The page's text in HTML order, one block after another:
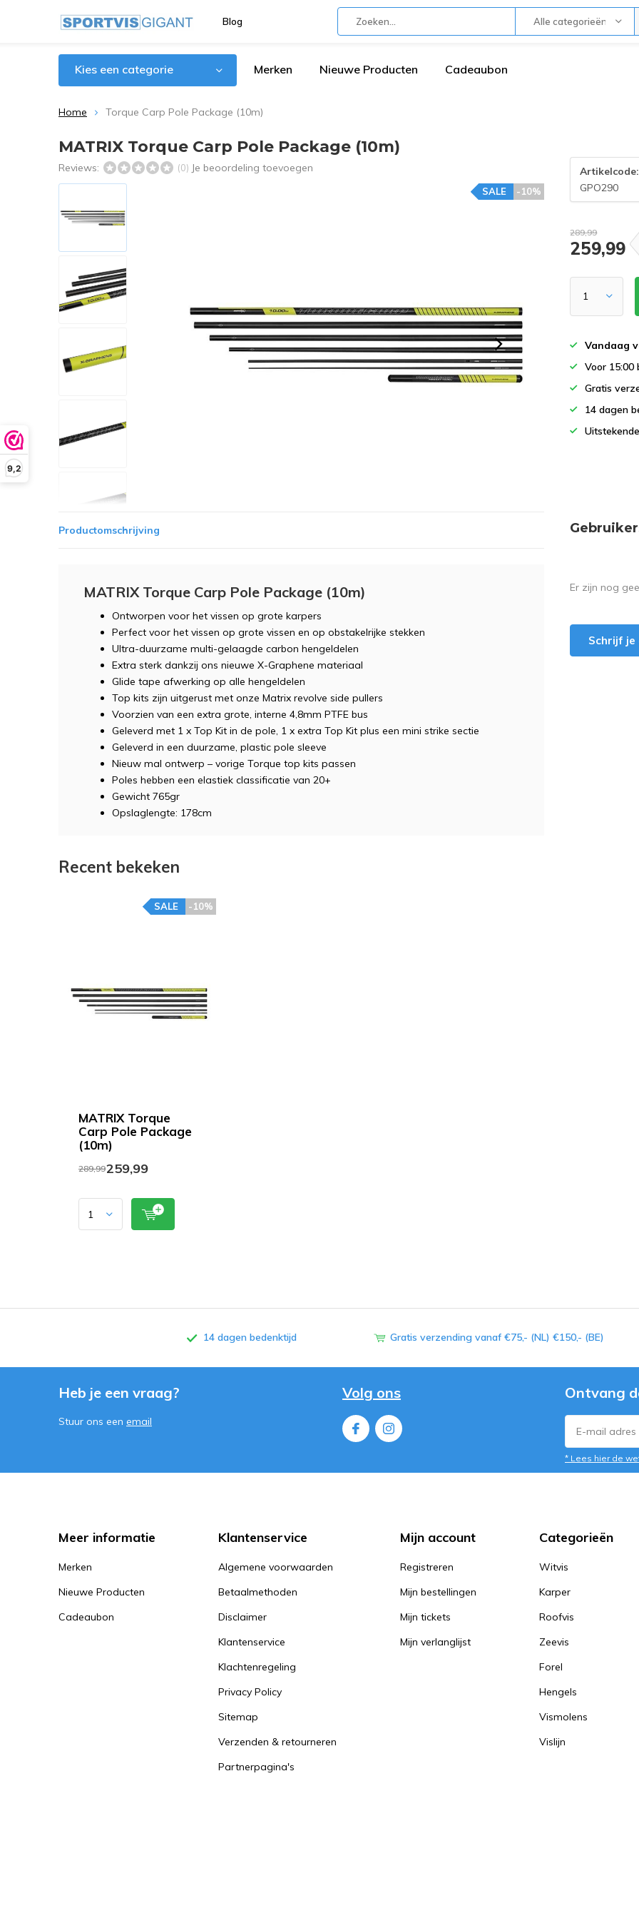
9,2
Blog Alle categorieën
Kies een categorie Merken Nieuwe Producten Cadeaubon
Home Torque Carp Pole Package (10m)
MATRIX Torque Carp Pole Package (10m)
Reviews: (0) Je beoordeling toevoegen
-10%
SALE
Artikelcode:
GPO290
289,99
259,99
Vandaag
Voor 15:00
Gratis
14 dagen
Productomschrijving
MATRIX Torque Carp Pole Package (10m)
Ontworpen voor het vissen op grote karpers
Perfect voor het vissen op grote vissen en op obstakelrijke stekken
Ultra-duurzame multi-gelaagde carbon hengeldelen
Extra sterk dankzij ons nieuwe X-Graphene materiaal
Glide tape afwerking op alle hengeldelen
Top kits zijn uitgerust met onze Matrix revolve side pullers
Voorzien van een extra grote, interne 4,8mm PTFE bus
Geleverd met 1 x Top Kit in de pole, 1 x extra Top Kit plus een mini strike sectie
Geleverd in een duurzame, plastic pole sleeve
Nieuw mal ontwerp – vorige Torque top kits passen
Poles hebben een elastiek classificatie van 20+
Gewicht 765gr
Opslaglengte: 178cm
Er zijn nog
Schrijf
Recent bekeken
MATRIX Torque
Carp Pole Package
(10m)
-10%
SALE
289,99259,99
14 dagen bedenktijd Gratis verzending vanaf €75,- (NL) €150,- (BE)
Heb je een vraag?
Stuur ons een email
Volg ons Ontvang
* Lees hier de
Meer informatie
Merken
Nieuwe Producten
Cadeaubon
Klantenservice
Algemene voorwaarden
Betaalmethoden
Disclaimer
Klantenservice
Klachtenregeling
Privacy Policy
Sitemap
Verzenden & retourneren
Partnerpagina's
Mijn account
Registreren
Mijn bestellingen
Mijn tickets
Mijn verlanglijst
Categorieën
Witvis
Karper
Roofvis
Zeevis
Forel
Hengels
Vismolens
Vislijn